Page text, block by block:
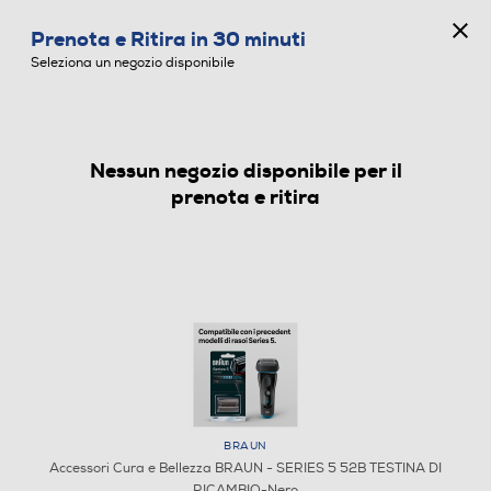
ACCESSORI CURA E BELLEZZA
Prenota e Ritira in 30 minuti
Seleziona un negozio disponibile
Nessun negozio disponibile per il
prenota e ritira
BRAUN
Accessori Cura e Bellezza BRAUN - SERIES 5 52B TESTINA DI